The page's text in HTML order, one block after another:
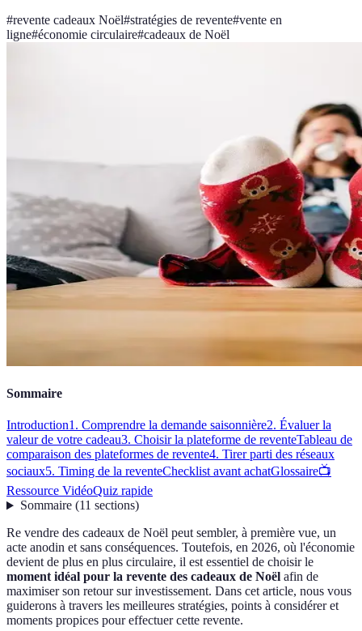
#revente cadeaux Noël#stratégies de revente#vente en
ligne#économie circulaire#cadeaux de Noël
Sommaire
Introduction1. Comprendre la demande saisonnière2. Évaluer la
valeur de votre cadeau3. Choisir la plateforme de reventeTableau de
comparaison des plateformes de revente4. Tirer parti des réseaux
sociaux5. Timing de la reventeChecklist avant achatGlossaire📺
Ressource VidéoQuiz rapide
Sommaire(11 sections)
Re vendre des cadeaux de Noël peut sembler, à première vue, un
acte anodin et sans conséquences. Toutefois, en 2026, où l'économie
devient de plus en plus circulaire, il est essentiel de choisir le
moment idéal pour la revente des cadeaux de Noël afin de
maximiser son retour sur investissement. Dans cet article, nous vous
guiderons à travers les meilleures stratégies, points à considérer et
moments propices pour effectuer cette revente.